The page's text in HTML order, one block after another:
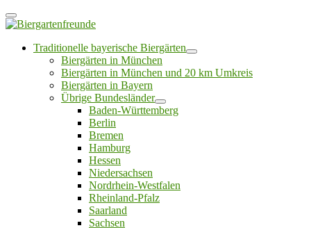
Traditionelle bayerische Biergärten
Biergärten in München
Biergärten in München und 20 km Umkreis
Biergärten in Bayern
Übrige Bundesländer
Baden-Württemberg
Berlin
Bremen
Hamburg
Hessen
Niedersachsen
Nordrhein-Westfalen
Rheinland-Pfalz
Saarland
Sachsen